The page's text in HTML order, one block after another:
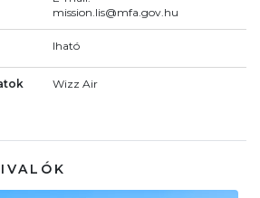
mission.lis@mfa.gov.hu
Iható
Wizz Air